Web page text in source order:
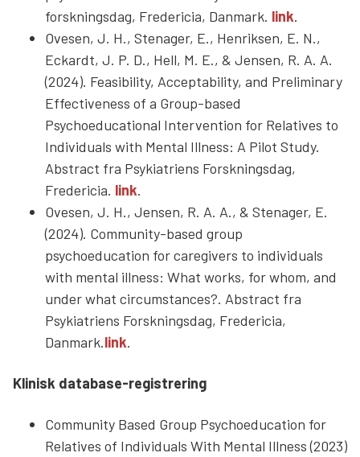
forskningsdag, Fredericia, Danmark. link.
Ovesen, J. H., Stenager, E., Henriksen, E. N.,
Eckardt, J. P. D., Hell, M. E., & Jensen, R. A. A.
(2024). Feasibility, Acceptability, and Preliminary
Effectiveness of a Group-based
Psychoeducational Intervention for Relatives to
Individuals with Mental Illness: A Pilot Study.
Abstract fra Psykiatriens Forskningsdag,
Fredericia. link.
Ovesen, J. H., Jensen, R. A. A., & Stenager, E.
(2024). Community-based group
psychoeducation for caregivers to individuals
with mental illness: What works, for whom, and
under what circumstances?. Abstract fra
Psykiatriens Forskningsdag, Fredericia,
Danmark.link.
Klinisk database-registrering
Community Based Group Psychoeducation for
Relatives of Individuals With Mental Illness (2023)